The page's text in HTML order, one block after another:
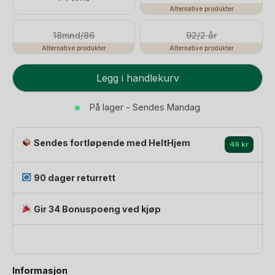
Alternative produkter
18mnd/86
Alternative produkter
92/2 år
Alternative produkter
Ullbody
-
-
100%
antall
Legg i handlekurv
På lager - Sendes Mandag
Sendes fortløpende med HeltHjem 49 kr
90 dager returrett
Gir 34 Bonuspoeng ved kjøp
Informasjon